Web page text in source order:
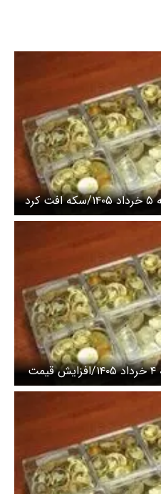
قیمت سکه گرمی امروز دوشنبه ۴ خرداد ۱۴۰۵/افزایش قیمت